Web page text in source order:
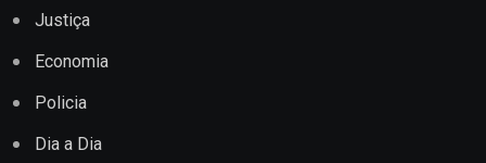
Justiça
Economia
Policia
Dia a Dia